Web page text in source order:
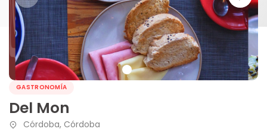
GASTRONOMÍA
Del Mon
Córdoba, Córdoba